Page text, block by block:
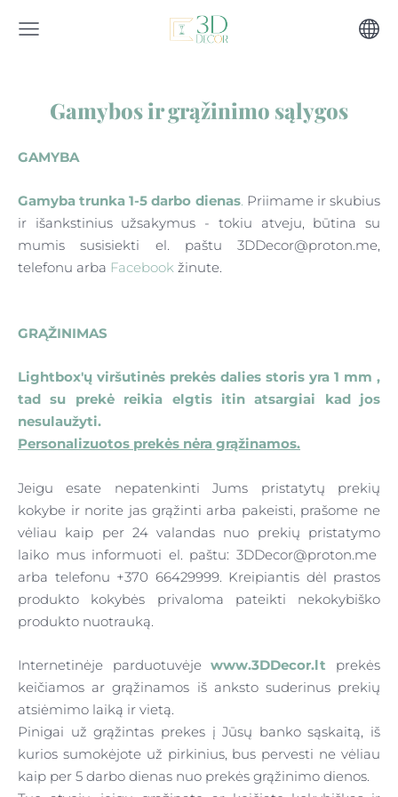
Gamybos ir grąžinimo sąlygos
GAMYBA
Gamyba trunka 1-5 darbo dienas. Priimame ir skubius
ir išankstinius užsakymus - tokiu atveju, būtina su
mumis susisiekti el. paštu 3DDecor@proton.me,
telefonu arba Facebook žinute.
GRĄŽINIMAS
Lightbox'ų viršutinės prekės dalies storis yra 1 mm ,
tad su prekė reikia elgtis itin atsargiai kad jos
nesulaužyti.
Personalizuotos prekės nėra grąžinamos.
Jeigu esate nepatenkinti Jums pristatytų prekių
kokybe ir norite jas grąžinti arba pakeisti, prašome ne
vėliau kaip per 24 valandas nuo prekių pristatymo
laiko mus informuoti el. paštu: 3DDecor@proton.me
arba telefonu +370 66429999. Kreipiantis dėl prastos
produkto kokybės privaloma pateikti nekokybiško
produkto nuotrauką.
Internetinėje parduotuvėjewww.3DDecor.lt prekės
keičiamos ar grąžinamos iš anksto suderinus prekių
atsiėmimo laiką ir vietą.
Pinigai už grąžintas prekes į Jūsų banko sąskaitą, iš
kurios sumokėjote už pirkinius, bus pervesti ne vėliau
kaip per 5 darbo dienas nuo prekės grąžinimo dienos.